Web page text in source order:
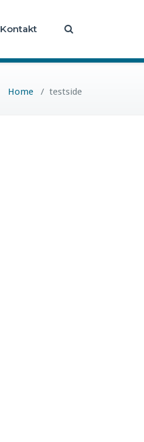
Kontakt
Home / testside